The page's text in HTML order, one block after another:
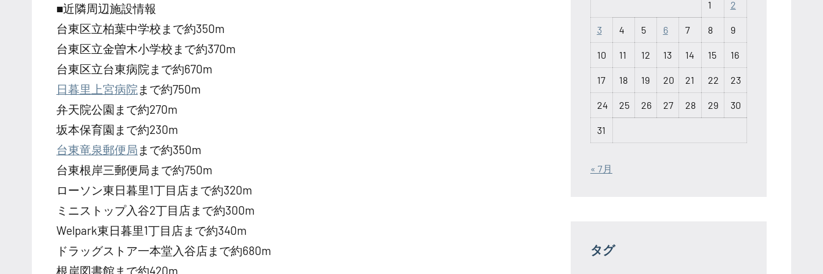
■近隣周辺施設情報
台東区立柏葉中学校まで約350m
台東区立金曽木小学校まで約370m
台東区立台東病院まで約670m
日暮里上宮病院まで約750m
弁天院公園まで約270m
坂本保育園まで約230m
台東竜泉郵便局 まで約350m
台東根岸三郵便局まで約750m
ローソン東日暮里1丁目店まで約320m
ミニストップ入谷2丁目店まで約300m
Welpark東日暮里1丁目店まで約340m
ドラッグストア一本堂入谷店まで約680m
根岸図書館まで約420m
1 2
3 4 5 6 7 8 9
10 11 12 13 14 15 16
17 18 19 20 21 22 23
24 25 26 27 28 29 30
31
« 7月
タグ